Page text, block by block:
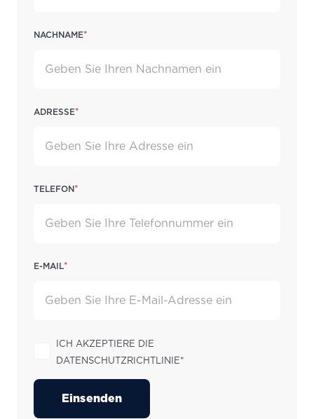
Nachname*
Adresse*
Telefon*
E-Mail*
Ich akzeptiere die
Datenschutzrichtlinie*
Einsenden